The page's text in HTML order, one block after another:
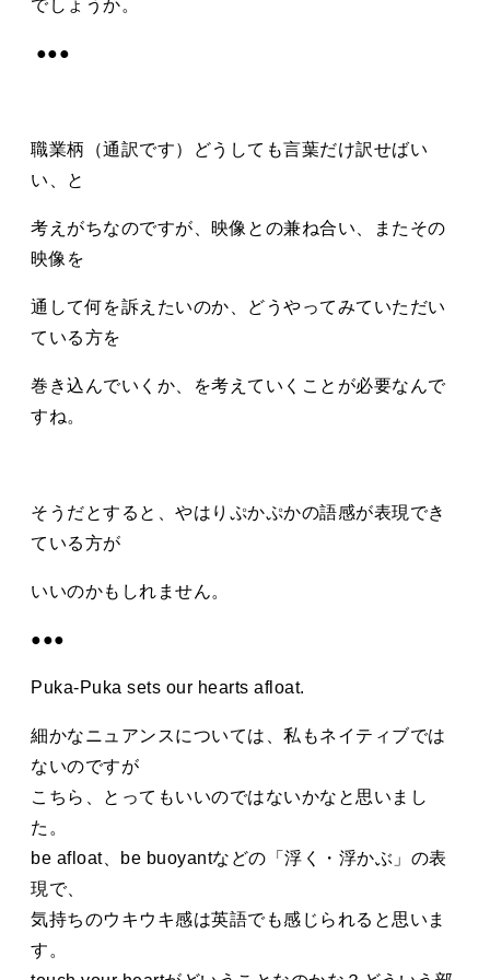
でしょうか。
●●●
職業柄（通訳です）どうしても言葉だけ訳せばい
い、と
考えがちなのですが、映像との兼ね合い、またその
映像を
通して何を訴えたいのか、どうやってみていただい
ている方を
巻き込んでいくか、を考えていくことが必要なんで
すね。
そうだとすると、やはりぷかぷかの語感が表現でき
ている方が
いいのかもしれません。
●●●
Puka-Puka sets our hearts afloat.
細かなニュアンスについては、私もネイティブでは
ないのですが
こちら、とってもいいのではないかなと思いまし
た。
be afloat、be buoyantなどの「浮く・浮かぶ」の表
現で、
気持ちのウキウキ感は英語でも感じられると思いま
す。